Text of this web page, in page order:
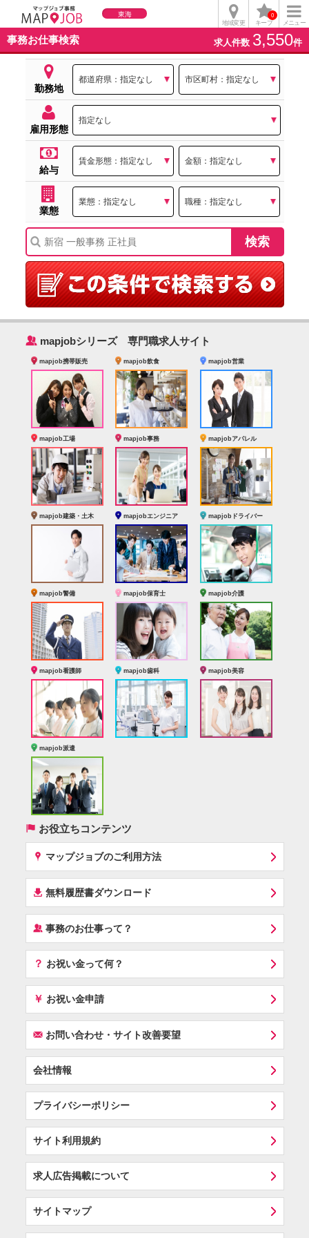
東海
メニュー
キープ
0
地域変更
事務お仕事検索 求人件数 3,550件
勤務地
雇用形態
給与
業態
‰ mapjobシリーズ 専門職求人サイト
mapjob携帯販売 mapjob飲食 mapjob営業
mapjob工場 mapjob事務 mapjobアパレル
mapjob建築・土木 mapjobエンジニア mapjobドライバー
mapjob警備 mapjob保育士 mapjob介護
mapjob看護師 mapjob歯科 mapjob美容
mapjob派遣
( お役立ちコンテンツ
x マップジョブのご利用方法
í 無料履歴書ダウンロード
‰事務のお仕事って？
？ お祝い金って何？
￥ お祝い金申請
Fお問い合わせ・サイト改善要望
会社情報
プライバシーポリシー
サイト利用規約
求人広告掲載について
サイトマップ